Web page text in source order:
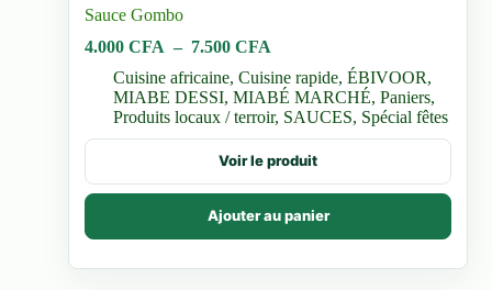
Sauce Gombo
4.000CFA – 7.500CFA
prix :
4.000 CFA
à
7.500 CFA
Cuisine africaine,Cuisine rapide,ÉBIVOOR,
MIABE DESSI,MIABÉ MARCHÉ,Paniers,
Produits locaux / terroir, SAUCES, Spécial fêtes
Voir le produit
Ajouter au panier
Ce
a
plusieurs
Les
options